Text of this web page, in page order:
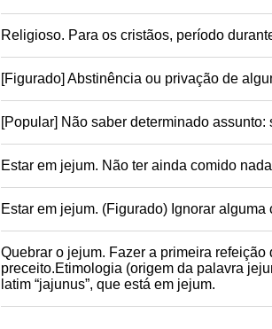
Religioso. Para os cristãos, período
[Figurado] Abstinência ou privação de
[Popular] Não saber determinado
Estar em jejum. Não ter ainda comido
Estar em jejum. (Figurado) Ignorar alguma
Quebrar o jejum. Fazer a primeira
preceito.Etimologia (origem da palavra
latim “jajunus”, que está em jejum.